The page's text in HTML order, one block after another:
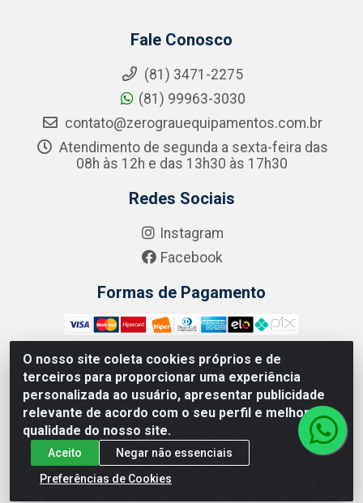
O nosso site coleta cookies próprios e de
terceiros para proporcionar uma experiência
personalizada ao usuário, apresentar publicidade
relevante de acordo com o seu perfil e melhorar a
qualidade do nosso site.
Aceito
Negar não essenciais
Preferências de Cookies
Fale Conosco
(81) 3471-2275
(81) 99963-3030
contato@zerograuequipamentos.com.br
Atendimento de segunda a sexta-feira das
08h às 12h e das 13h30 às 17h30
Redes Sociais
Instagram
Facebook
Formas de Pagamento
Zero Grau - Rua Jean Emile Favre, 746 - Ipsep,
Recife/PE - CEP 51.190-450 - CNPJ 09.132.989/0001-61